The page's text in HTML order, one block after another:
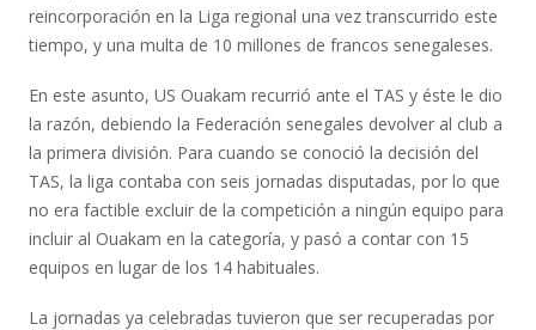
reincorporación en la Liga regional una vez transcurrido este
tiempo, y una multa de 10 millones de francos senegaleses.
En este asunto, US Ouakam recurrió ante el TAS y éste le dio
la razón, debiendo la Federación senegales devolver al club a
la primera división. Para cuando se conoció la decisión del
TAS, la liga contaba con seis jornadas disputadas, por lo que
no era factible excluir de la competición a ningún equipo para
incluir al Ouakam en la categoría, y pasó a contar con 15
equipos en lugar de los 14 habituales.
La jornadas ya celebradas tuvieron que ser recuperadas por